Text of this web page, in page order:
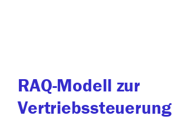
RAQ-Modell zur
Vertriebssteuerung